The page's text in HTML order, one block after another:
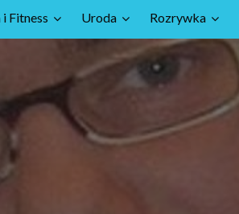
Fitness Uroda Rozrywka